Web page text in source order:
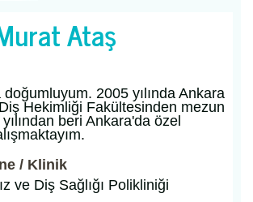
Ataş
2005 yılında Ankara
Hekimliği Fakültesinden mezun
beri Ankara'da özel
/ Klinik
ve Diş Sağlığı Polikliniği